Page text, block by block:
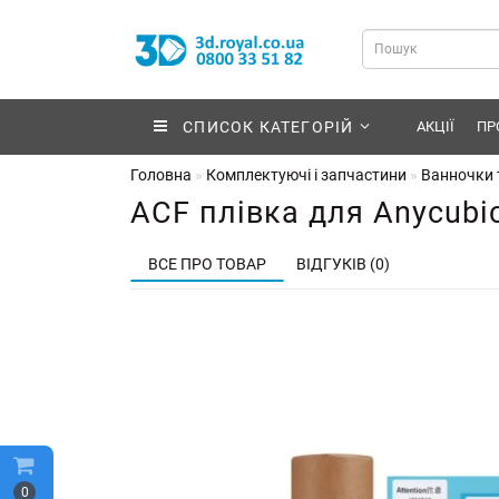
0
СПИСОК КАТЕГОРІЙ АКЦІЇ
Головна Комплектуючі і запчастини Ванночки
ACF плівка для
ВСЕ ПРО ТОВАР ВІДГУКІВ (0)